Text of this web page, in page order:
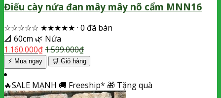
Điếu cày nứa đan mây mây nõ cẩm MNN16
☆☆☆☆☆ ★★★★★ · 0 đã bán
📐 60cm 🌿 Nứa
1.160.000₫1.599.000₫
⚡ Mua ngay 🛒 Giỏ hàng
🔥SALE MẠNH 🚚 Freeship* 🎁 Tặng quà